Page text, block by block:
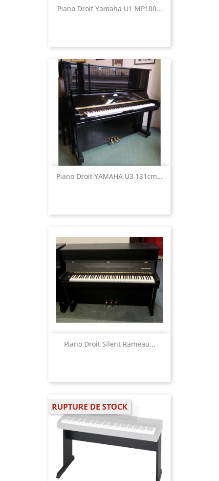
Piano Droit Yamaha U1 MP100...
Piano Droit YAMAHA U3 131cm...
Piano Droit Silent Rameau...
RUPTURE DE STOCK